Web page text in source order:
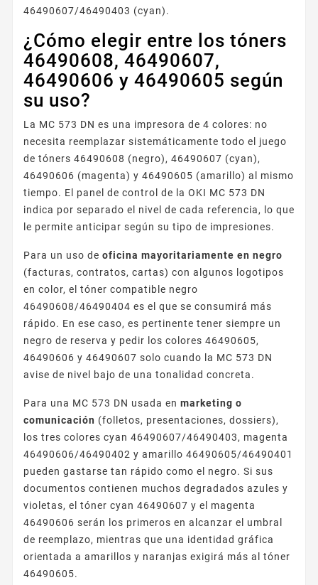
46490607/46490403 (cyan).
¿Cómo elegir entre los tóners
46490608, 46490607,
46490606 y 46490605 según
su uso?
La MC 573 DN es una impresora de 4 colores: no
necesita reemplazar sistemáticamente todo el juego
de tóners 46490608 (negro), 46490607 (cyan),
46490606 (magenta) y 46490605 (amarillo) al mismo
tiempo. El panel de control de la OKI MC 573 DN
indica por separado el nivel de cada referencia, lo que
le permite anticipar según su tipo de impresiones.
Para un uso de oficina mayoritariamente en negro
(facturas, contratos, cartas) con algunos logotipos
en color, el tóner compatible negro
46490608/46490404 es el que se consumirá más
rápido. En ese caso, es pertinente tener siempre un
negro de reserva y pedir los colores 46490605,
46490606 y 46490607 solo cuando la MC 573 DN
avise de nivel bajo de una tonalidad concreta.
Para una MC 573 DN usada en marketing o
comunicación (folletos, presentaciones, dossiers),
los tres colores cyan 46490607/46490403, magenta
46490606/46490402 y amarillo 46490605/46490401
pueden gastarse tan rápido como el negro. Si sus
documentos contienen muchos degradados azules y
violetas, el tóner cyan 46490607 y el magenta
46490606 serán los primeros en alcanzar el umbral
de reemplazo, mientras que una identidad gráfica
orientada a amarillos y naranjas exigirá más al tóner
46490605.